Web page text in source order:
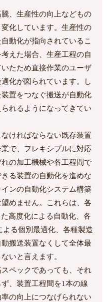
、生産性の向上などもの
化しています。生産性の
動化が指向されているこ
えた場合、生産工程の自
たため直接作業のユーザ
化が図られています。し
置をつなぐ搬送が自動化
れるようになってきてい
ければならない既存装置
で、フレキシブルに対応
の加工機械や各工程間で
る装置の自動化を進めな
ンの自動化システム構築
めません。これらは、各
高度化による自動化、各
る個別最適化、各種製造
搬送装置なくして全体最
いと言えます。
ペックであっても、それ
、装置工程間を1本の線
の向上につなげられない